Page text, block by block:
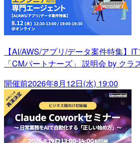
【AI/AWS/アプリ/データ案件特集】
「CMパートナーズ」 説明会 by クラ
開催前2026年8月12日(水) 19:00